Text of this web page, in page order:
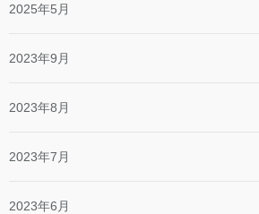
2025年5月
2023年9月
2023年8月
2023年7月
2023年6月